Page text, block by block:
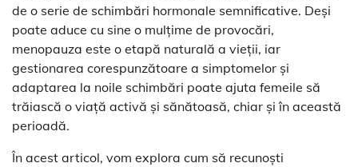
de o serie de schimbări hormonale semnificative. Deși
poate aduce cu sine o mulțime de provocări,
menopauza este o etapă naturală a vieții, iar
gestionarea corespunzătoare a simptomelor și
adaptarea la noile schimbări poate ajuta femeile să
trăiască o viață activă și sănătoasă, chiar și în această
perioadă.
În acest articol, vom explora cum să recunoști